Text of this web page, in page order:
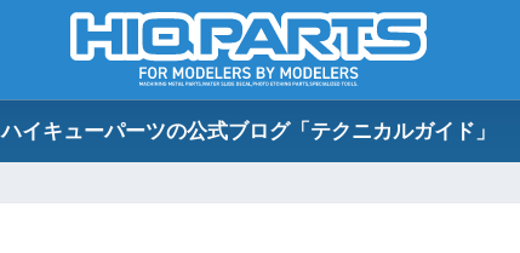
ハイキューパーツの公式ブログ「テクニカルガイド」